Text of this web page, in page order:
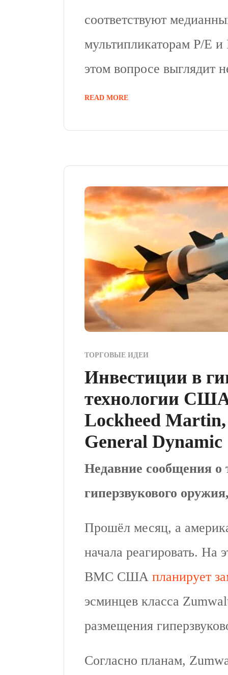
соответствуют
мультипликаторам P/E
этом вопросе выглядит
READ MORE
ТОРГОВЫЕ ИДЕИ
Инвестиции в
технологии
Lockheed
General Dynamic
Недавние сообщения о
гиперзвукового
Прошёл месяц, а
начала реагировать. На
ВМС США планирует
эсминцев класса
размещения
Согласно планам,